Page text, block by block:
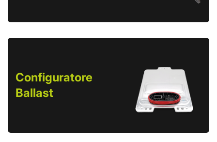
Configuratore
Ballast